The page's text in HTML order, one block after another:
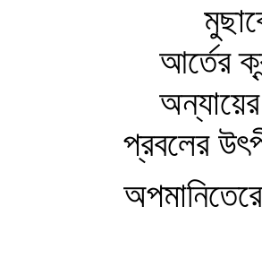
আর্তের
প্রবলের